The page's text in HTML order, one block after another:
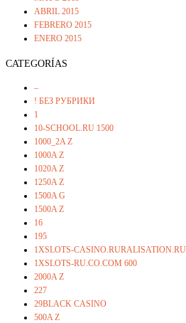
ABRIL 2015
FEBRERO 2015
ENERO 2015
CATEGORÍAS
–
! БЕЗ РУБРИКИ
1
10-SCHOOL.RU 1500
1000_2A Z
1000A Z
1020A Z
1250A Z
1500A G
1500A Z
16
195
1XSLOTS-
1XSLOTS-RU.CO.COM 600
2000A Z
227
29BLACK CASINO
500A Z